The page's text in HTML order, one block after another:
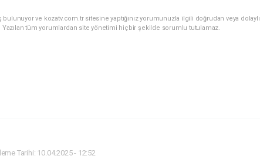
ve kozatv.com.tr sitesine yaptığınız yorumunuzla ilgili doğrudan veya dolaylı
tüm yorumlardan site yönetimi hiçbir şekilde sorumlu tutulamaz.
Tarihi: 10.04.2025 - 12:52